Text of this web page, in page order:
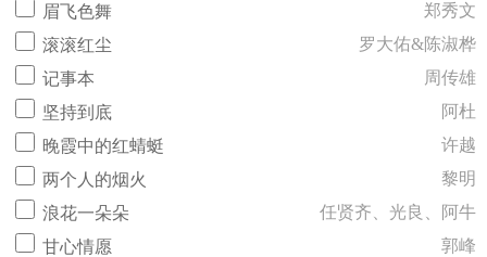
眉飞色舞
郑秀文
滚滚红尘
罗大佑&陈淑桦
记事本
周传雄
坚持到底
阿杜
晚霞中的红蜻蜓
许越
两个人的烟火
黎明
浪花一朵朵
任贤齐、光良、阿牛
甘心情愿
郭峰